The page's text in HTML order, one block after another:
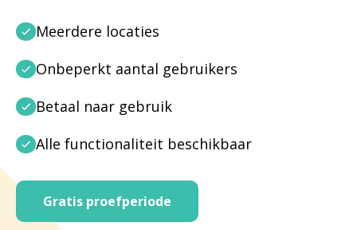
Meerdere locaties
Onbeperkt aantal gebruikers
Betaal naar gebruik
Alle functionaliteit beschikbaar
Gratis proefperiode